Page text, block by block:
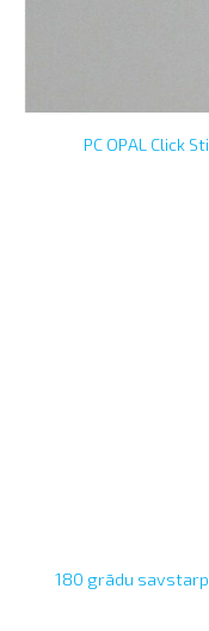
PC OPAL Click
180 grādu